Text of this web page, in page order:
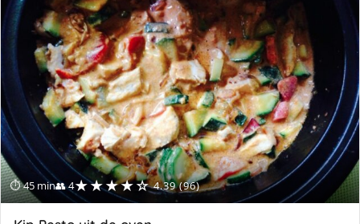
⏱ 45 min👥 4★★★★☆ 4.39 (96)